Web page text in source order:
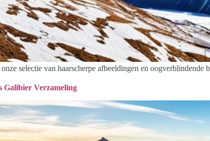
selectie van haarscherpe afbeeldingen en oogverblindende
Galibier Verzameling